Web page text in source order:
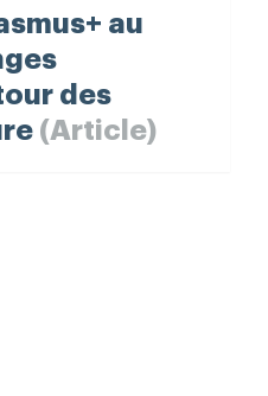
au
des
(Article)